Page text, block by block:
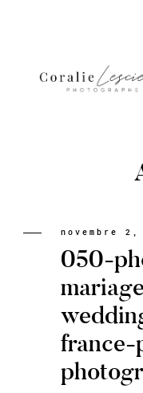
Portfolio
A PROPOS
Contact
novembre 2,
050-
france-